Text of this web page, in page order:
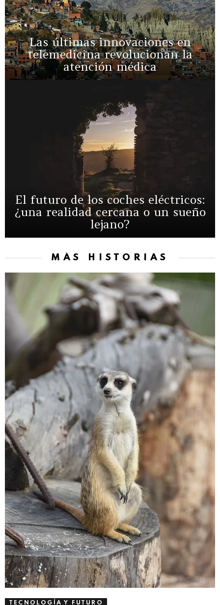
Las últimas innovaciones en
telemedicina revolucionan la
atención médica
El futuro de los coches eléctricos:
¿una realidad cercana o un sueño
lejano?
MÁS HISTORIAS
TECNOLOGÍA Y FUTURO